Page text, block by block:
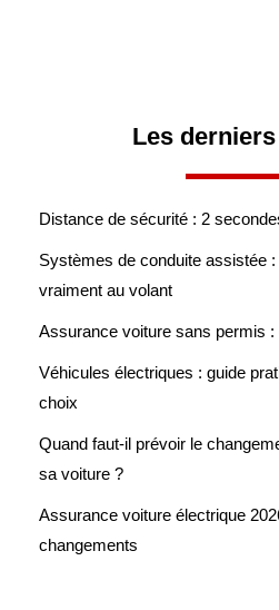
Les
Distance de sécurité : 2
Systèmes de conduite assistée :
vraiment au volant
Assurance voiture sans permis :
Véhicules électriques : guide
choix
Quand faut-il prévoir le
sa voiture ?
Assurance voiture électrique
changements